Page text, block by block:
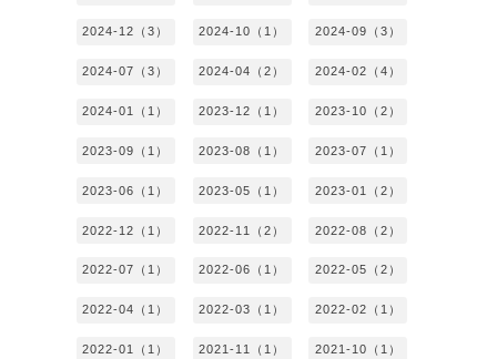
2024-12（3） 2024-10（1） 2024-09（3）
2024-07（3） 2024-04（2） 2024-02（4）
2024-01（1） 2023-12（1） 2023-10（2）
2023-09（1） 2023-08（1） 2023-07（1）
2023-06（1） 2023-05（1） 2023-01（2）
2022-12（1） 2022-11（2） 2022-08（2）
2022-07（1） 2022-06（1） 2022-05（2）
2022-04（1） 2022-03（1） 2022-02（1）
2022-01（1） 2021-11（1） 2021-10（1）